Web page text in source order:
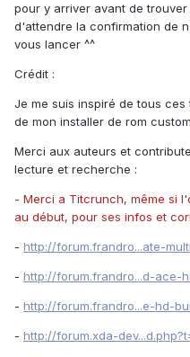
pour y arriver avant de
d'attendre la confirmation de
vous lancer ^^
Crédit :
Je me suis inspiré de tous
de mon installer de rom
Merci aux auteurs et
lecture et recherche :
- Merci a Titcrunch, même si
au début, pour ses infos et
- http://forum.frandro...ate-
- http://forum.frandro...d-ace-
- http://forum.frandro...e-hd-
- http://forum.xda-